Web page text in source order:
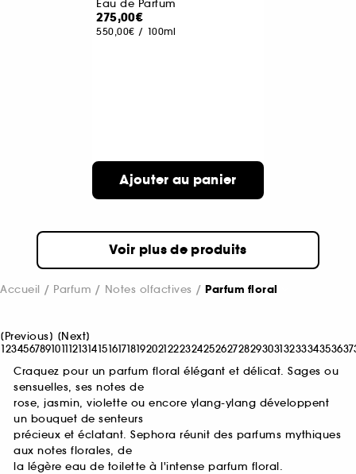
Eau de Parfum
275,00€
550,00€ / 100ml
Ajouter au panier
Voir plus de produits
Accueil Parfum Notes olfactives Parfum floral
[Previous] [Next]
12345678910111213141516171819202122232425262728293031323334353637
Craquez pour un parfum floral élégant et délicat. Sages ou
sensuelles, ses notes de
rose, jasmin, violette ou encore ylang-ylang développent
un bouquet de senteurs
précieux et éclatant. Sephora réunit des parfums mythiques
aux notes florales, de
la légère eau de toilette à l'intense parfum floral.